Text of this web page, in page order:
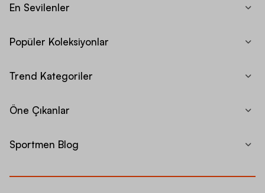
En Sevilenler
Popüler Koleksiyonlar
Trend Kategoriler
Öne Çıkanlar
Sportmen Blog